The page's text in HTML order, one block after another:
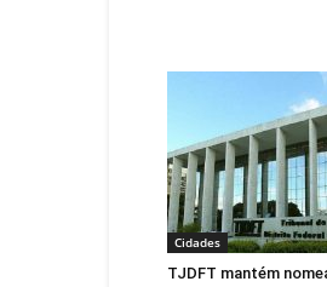
Cidades
TJDFT mantém